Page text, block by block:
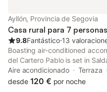
Ayllón, Provincia de Segovia
Casa rural para 7 personas
9.8Fantástico⋅13
Boasting air-conditioned
del Cartero Pablo is set in
offers access to a balcony
country house also offers
Aire acondicionado Terraza
desde 120 € por noche